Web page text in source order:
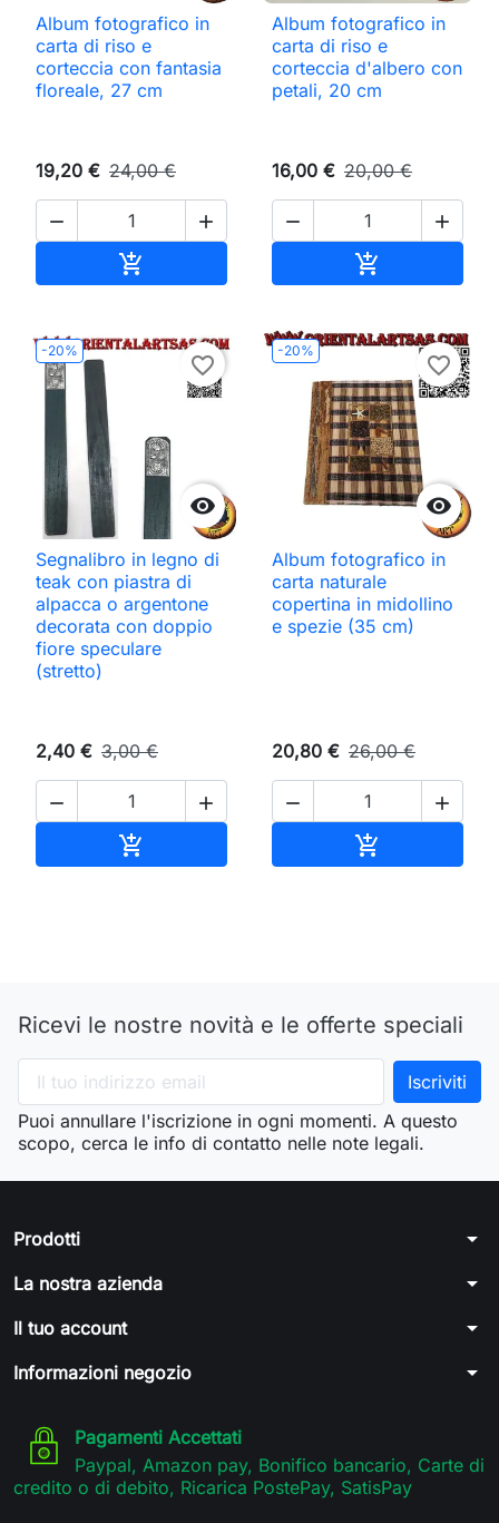
Album fotografico in
carta di riso e
corteccia con fantasia
floreale, 27 cm
19,20 € 24,00 €
 

Album fotografico in
carta di riso e
corteccia d'albero con
petali, 20 cm
16,00 € 20,00 €
 

-20%

favorite_border
Segnalibro in legno di
teak con piastra di
alpacca o argentone
decorata con doppio
fiore speculare
(stretto)
2,40 € 3,00 €
 

-20%

favorite_border
Album fotografico in
carta naturale
copertina in midollino
e spezie (35 cm)
20,80 € 26,00 €
 

Ricevi le nostre novità e le offerte speciali
Puoi annullare l'iscrizione in ogni momenti. A questo
scopo, cerca le info di contatto nelle note legali.
Prodotti arrow_drop_down
La nostra azienda arrow_drop_down
Il tuo account arrow_drop_down
Informazioni negozio arrow_drop_down
Pagamenti Accettati
Paypal, Amazon pay, Bonifico bancario, Carte di
credito o di debito, Ricarica PostePay, SatisPay